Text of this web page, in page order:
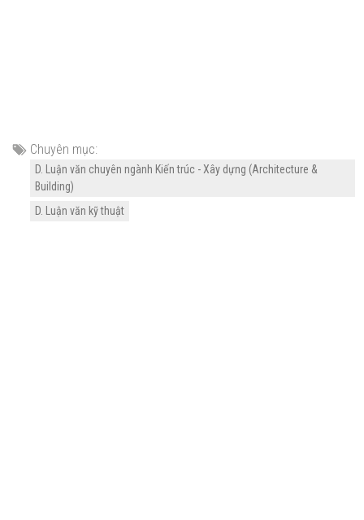
Chuyên mục:
D. Luận văn chuyên ngành Kiến trúc - Xây dựng (Architecture &
Building)
D. Luận văn kỹ thuật